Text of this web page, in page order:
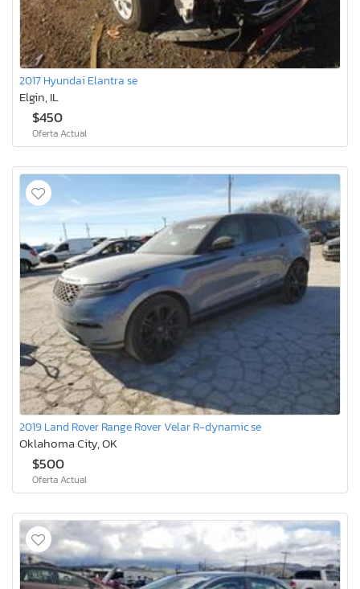
2017 Hyundai Elantra se
Elgin, IL
$450
Oferta Actual
2019 Land Rover Range Rover Velar R-dynamic se
Oklahoma City, OK
$500
Oferta Actual